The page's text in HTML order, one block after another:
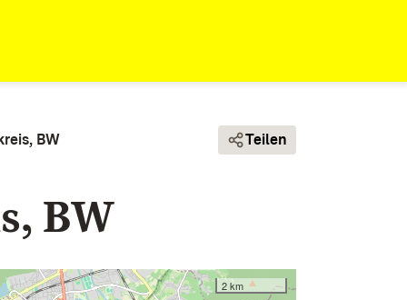
BW Teilen
BW
2 km